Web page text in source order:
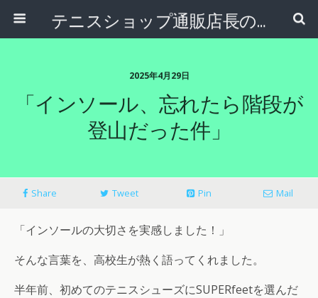
テニスショップ通販店長のブログ＠テニスショップLAFINO 西山克久
2025年4月29日
「インソール、忘れたら階段が
登山だった件」
Share Tweet Pin Mail
「インソールの大切さを実感しました！」
そんな言葉を、高校生が熱く語ってくれました。
半年前、初めてのテニスシューズにSUPERfeetを選んだ